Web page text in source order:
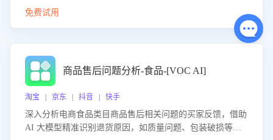
免费试用
商品售后问题分析-食品-[VOC AI]
淘宝 | 京东 | 抖音 | 快手
深入分析电商食品类目商品售后相关问题的买家反馈，借助
AI 大模型精准识别退货原因，如质量问题、包装破损等，